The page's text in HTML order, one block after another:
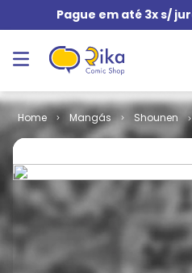
Pague em até 3x s/
Mangás Shounen